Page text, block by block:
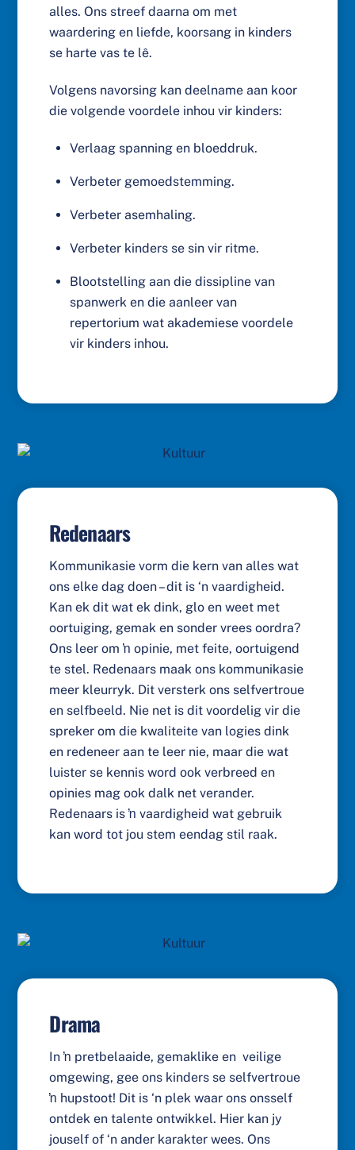
alles. Ons streef daarna om met
waardering en liefde, koorsang in kinders
se harte vas te lê.
Volgens navorsing kan deelname aan koor
die volgende voordele inhou vir kinders:
Verlaag spanning en bloeddruk.
Verbeter gemoedstemming.
Verbeter asemhaling.
Verbeter kinders se sin vir ritme.
Blootstelling aan die dissipline van
spanwerk en die aanleer van
repertorium wat akademiese voordele
vir kinders inhou.
Redenaars
Kommunikasie vorm die kern van alles wat
ons elke dag doen – dit is ‘n vaardigheid.
Kan ek dit wat ek dink, glo en weet met
oortuiging, gemak en sonder vrees oordra?
Ons leer om ŉ opinie, met feite, oortuigend
te stel. Redenaars maak ons kommunikasie
meer kleurryk. Dit versterk ons selfvertroue
en selfbeeld. Nie net is dit voordelig vir die
spreker om die kwaliteite van logies dink
en redeneer aan te leer nie, maar die wat
luister se kennis word ook verbreed en
opinies mag ook dalk net verander.
Redenaars is ŉ vaardigheid wat gebruik
kan word tot jou stem eendag stil raak.
Drama
In ŉ pretbelaaide, gemaklike en veilige
omgewing, gee ons kinders se selfvertroue
ŉ hupstoot! Dit is ‘n plek waar ons onsself
ontdek en talente ontwikkel. Hier kan jy
jouself of ‘n ander karakter wees. Ons